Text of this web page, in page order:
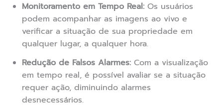
Monitoramento em Tempo Real: Os usuários
podem acompanhar as imagens ao vivo e
verificar a situação de sua propriedade em
qualquer lugar, a qualquer hora.
Redução de Falsos Alarmes: Com a visualização
em tempo real, é possível avaliar se a situação
requer ação, diminuindo alarmes
desnecessários.